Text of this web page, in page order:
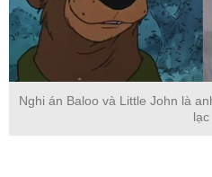
Nghi án Baloo và Little John là
lạc